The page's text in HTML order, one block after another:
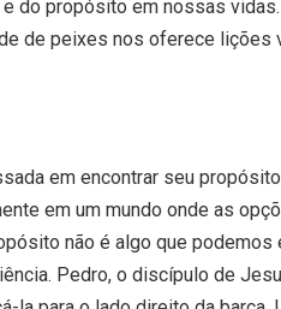
do propósito em nossas
de peixes nos oferece lições
em encontrar seu
em um mundo onde as
não é algo que
Pedro, o discípulo de